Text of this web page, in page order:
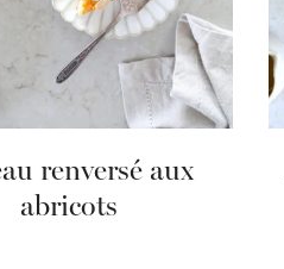
renversé aux
abricots